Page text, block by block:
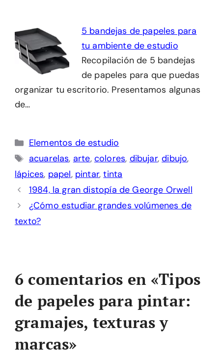
5 bandejas de papeles para
tu ambiente de estudio
Recopilación de 5 bandejas
de papeles para que puedas
organizar tu escritorio. Presentamos algunas
de…
Categorías
Elementos de estudio
Etiquetas
acuarelas, arte, colores, dibujar,dibujo,
lápices, papel, pintar,tinta
1984, la gran distopía de George Orwell
¿Cómo estudiar grandes volúmenes de
texto?
6 comentarios en «Tipos
de papeles para pintar:
gramajes, texturas y
marcas»